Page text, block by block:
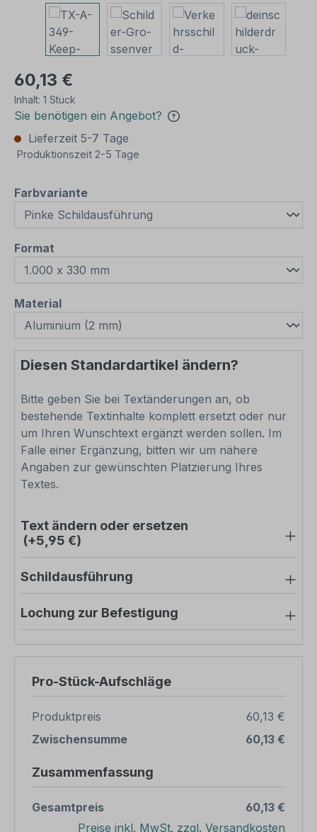
60,13 €
Inhalt: 1 Stück
Sie benötigen ein Angebot?
Lieferzeit 5-7 Tage
Produktionszeit 2-5 Tage
Farbvarianteauswählen
Format
Materialauswählen
Diesen Standardartikel ändern?
Bitte geben Sie bei Textänderungen an, ob
bestehende Textinhalte komplett ersetzt oder nur
um Ihren Wunschtext ergänzt werden sollen. Im
Falle einer Ergänzung, bitten wir um nähere
Angaben zur gewünschten Platzierung Ihres
Textes.
Text ändern oder ersetzen
(+5,95 €)
Schildausführung
Lochung zur Befestigung
Pro-Stück-Aufschläge
Produktpreis
60,13 €
Zwischensumme
60,13 €
Zusammenfassung
Gesamtpreis
60,13 €
Preise inkl. MwSt. zzgl. Versandkosten